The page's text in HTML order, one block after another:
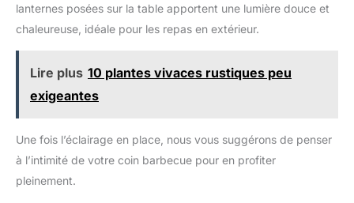
lanternes posées sur la table apportent une lumière douce et
chaleureuse, idéale pour les repas en extérieur.
Lire plus 10 plantes vivaces rustiques peu
exigeantes
Une fois l’éclairage en place, nous vous suggérons de penser
à l’intimité de votre coin barbecue pour en profiter
pleinement.